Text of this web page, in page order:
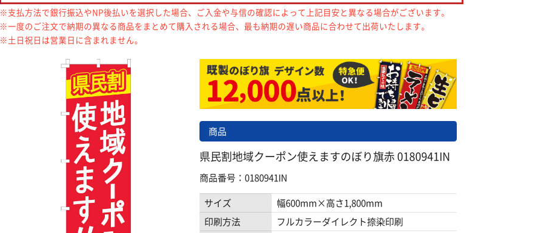
※支払方法で銀行振込やNP後払いを選択した場合、ご入金や与信の確認によって上記目安と異なる場合がございます。
※一度のご注文で納期の異なる商品をまとめて購入される場合、最も納期の遅い商品に合わせて出荷いたします。
※土日祝日は営業日に含まれません。
商品
県民割地域クーポン使えますのぼり旗赤 0180941IN
商品番号：0180941IN
サイズ
幅600mm×高さ1,800mm
印刷方法
フルカラーダイレクト捺染印刷